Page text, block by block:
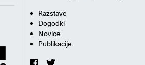
Razstave
Dogodki
Novice
Publikacije